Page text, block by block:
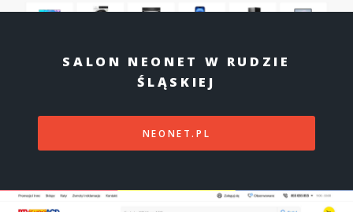
SALON NEONET W RUDZIE
ŚLĄSKIEJ
NEONET.PL